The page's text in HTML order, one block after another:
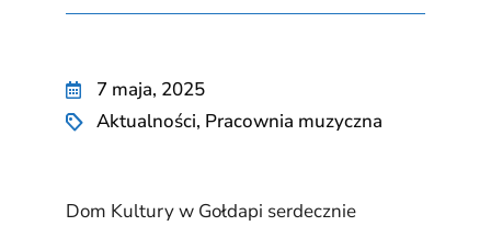
7 maja, 2025
Aktualności, Pracownia muzyczna
Dom Kultury w Gołdapi serdecznie